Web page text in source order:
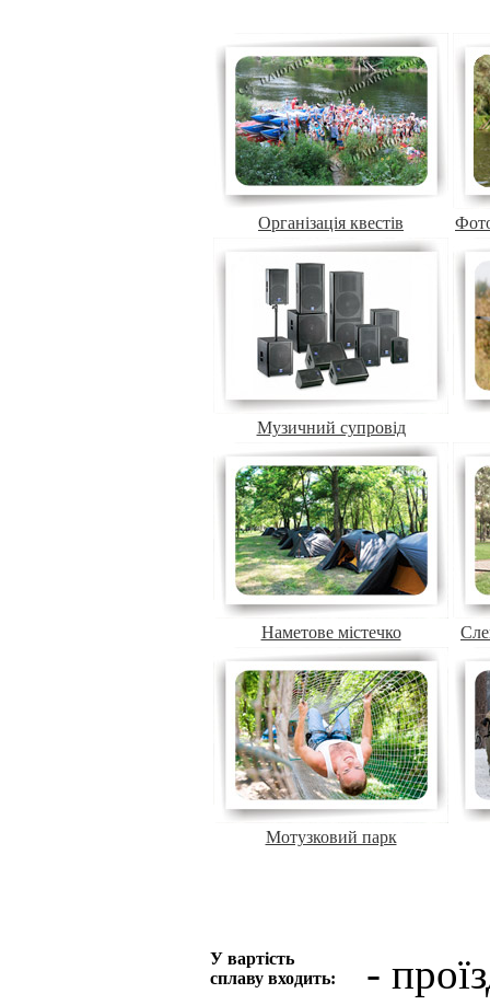
Організація квестів
Музичний супровід
Наметове містечко
Мотузковий парк
У вартість
сплаву входить:
-